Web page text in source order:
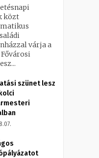
közt
várja a
Fővárosi
szünet lesz